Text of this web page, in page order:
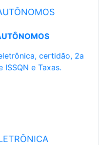
certidão, 2a
e Taxas.